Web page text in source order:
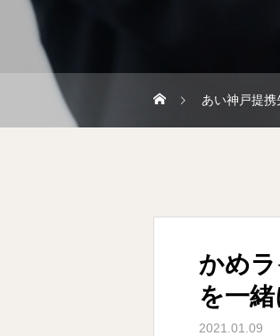
あい神戸提携
かめ
を一
2021.01.09